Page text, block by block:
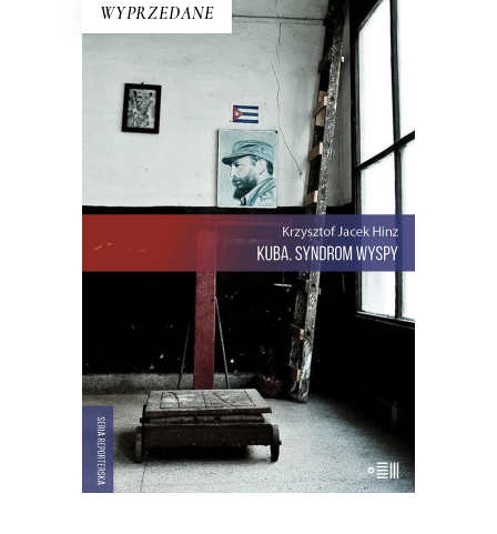
WYPRZEDANE
E-BOOK DO KOSZYKA
KUBA. SYNDROM WYSPY
Rewolucja i dysydenci, Kubanki
walczące o podpaski i Kubańczycy,
którzy obrażają rewolucję szortami i
sandałami. Jest tu dawna świetność
Hawany, są prosięta hodowane w
wannach i jest krowa – bohaterka
rewolucji.
44.00 zł 22.00zł